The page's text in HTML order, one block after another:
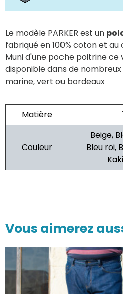
Le modèle PARKER est un
fabriqué en 100% coton et
Muni d'une poche poitrine
disponible dans de
marine, vert ou bordeaux
Matière
Couleur
Beige,
Bleu roi,
Vous aimerez